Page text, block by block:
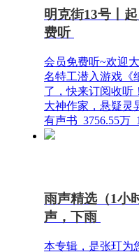
明克街13号丨
费听
会员免费听~欢迎
名特工潜入游戏《
了，快来订阅收听
大神作家，悬疑灵
有声书 3756.55万
雨声精选（1小
声，下雨
本专辑，是张玎为